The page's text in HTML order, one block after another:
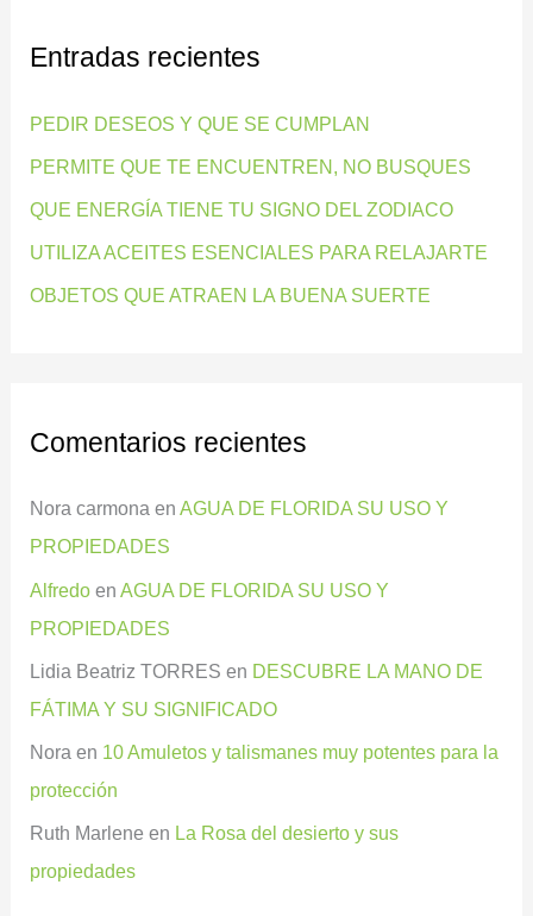
a
p
o
r
:
Entradas recientes
PEDIR DESEOS Y QUE SE CUMPLAN
PERMITE QUE TE ENCUENTREN, NO BUSQUES
QUE ENERGÍA TIENE TU SIGNO DEL ZODIACO
UTILIZA ACEITES ESENCIALES PARA RELAJARTE
OBJETOS QUE ATRAEN LA BUENA SUERTE
Comentarios recientes
Nora carmona enAGUA DE FLORIDA SU USO Y
PROPIEDADES
Alfredo en AGUA DE FLORIDA SU USO Y
PROPIEDADES
Lidia Beatriz TORRES en DESCUBRE LA MANO DE
FÁTIMA Y SU SIGNIFICADO
Nora en 10 Amuletos y talismanes muy potentes para la
protección
Ruth Marlene en La Rosa del desierto y sus
propiedades